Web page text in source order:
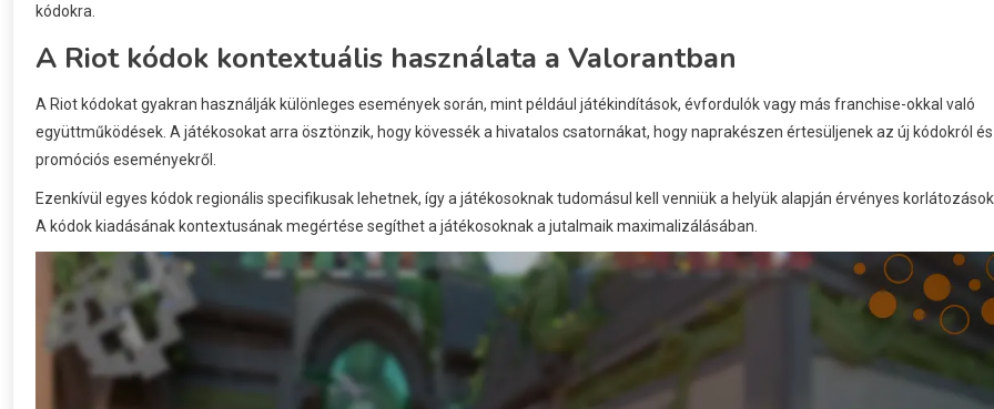
kódokra.
A Riot kódok kontextuális használata a Valorantban
A Riot kódokat gyakran használják különleges események során, mint például játékindítások, évfordulók vagy más franchise-okkal való
együttműködések. A játékosokat arra ösztönzik, hogy kövessék a hivatalos csatornákat, hogy naprakészen értesüljenek az új kódokról és
promóciós eseményekről.
Ezenkívül egyes kódok regionális specifikusak lehetnek, így a játékosoknak tudomásul kell venniük a helyük alapján érvényes
A kódok kiadásának kontextusának megértése segíthet a játékosoknak a jutalmaik maximalizálásában.